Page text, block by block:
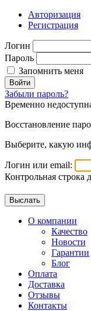
Авторизация
Регистрация
Логин
Пароль
Запомнить меня
Войти
Забыли пароль?
Временно
Восстановление
Выберите, какую
Логин или email:
Контрольная строка
О компании
Качество
Новости
Гарантии
Блог
Оплата
Доставка
Отзывы
Контакты